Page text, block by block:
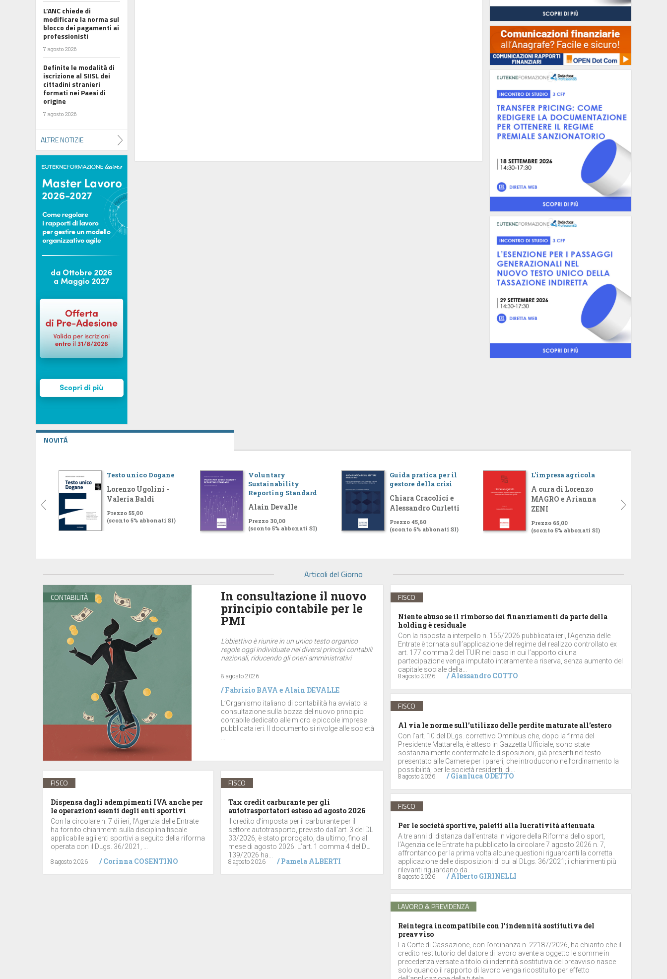
L’ANC chiede di
modificare la norma sul
blocco dei pagamenti ai
professionisti
7 agosto 2026
Definite le modalità di
iscrizione al SIISL dei
cittadini stranieri
formati nei Paesi di
origine
7 agosto 2026
ALTRE NOTIZIE
NOVITÁ
Testo unico Dogane
Lorenzo Ugolini -
Valeria Baldi
Prezzo 55,00
(sconto 5% abbonati SI)
Voluntary
Sustainability
Reporting Standard
Alain Devalle
Prezzo 30,00
(sconto 5% abbonati SI)
Guida pratica per il
gestore della crisi
Chiara Cracolici e
Alessandro Curletti
Prezzo 45,60
(sconto 5% abbonati SI)
L'impresa agricola
A cura di Lorenzo
MAGRO e Arianna
ZENI
Prezzo 65,00
(sconto 5% abbonati SI)
Articoli del Giorno
CONTABILITÀ
In consultazione il nuovo
principio contabile per le
PMI
L’obiettivo è riunire in un unico testo organico
regole oggi individuate nei diversi principi contabili
nazionali, riducendo gli oneri amministrativi
8 agosto 2026
/Fabrizio BAVA e Alain DEVALLE
L’Organismo italiano di contabilità ha avviato la
consultazione sulla bozza del nuovo principio
contabile dedicato alle micro e piccole imprese
pubblicata ieri. Il documento si rivolge alle società
...
FISCO
Dispensa dagli adempimenti IVA anche per
le operazioni esenti degli enti sportivi
Con la circolare n. 7 di ieri, l’Agenzia delle Entrate
ha fornito chiarimenti sulla disciplina fiscale
applicabile agli enti sportivi a seguito della riforma
operata con il DLgs. 36/2021, ...
8 agosto 2026
/Corinna COSENTINO
FISCO
Tax credit carburante per gli
autotrasportatori esteso ad agosto 2026
Il credito d’imposta per il carburante per il
settore autotrasporto, previsto dall’art. 3 del DL
33/2026, è stato prorogato, da ultimo, fino al
mese di agosto 2026. L’art. 1 comma 4 del DL
139/2026 ha...
8 agosto 2026
/Pamela ALBERTI
FISCO
Niente abuso se il rimborso dei finanziamenti da parte della
holding è residuale
Con la risposta a interpello n. 155/2026 pubblicata ieri, l’Agenzia delle
Entrate è tornata sull’applicazione del regime del realizzo controllato ex
art. 177 comma 2 del TUIR nel caso in cui l’apporto di una
partecipazione venga imputato interamente a riserva, senza aumento del
capitale sociale della...
8 agosto 2026
/Alessandro COTTO
FISCO
Al via le norme sull’utilizzo delle perdite maturate all’estero
Con l’art. 10 del DLgs. correttivo Omnibus che, dopo la firma del
Presidente Mattarella, è atteso in Gazzetta Ufficiale, sono state
sostanzialmente confermate le disposizioni, già presenti nel testo
presentato alle Camere per i pareri, che introducono nell’ordinamento la
possibilità, per le società residenti, di...
8 agosto 2026
/Gianluca ODETTO
FISCO
Per le società sportive, paletti alla lucratività attenuata
A tre anni di distanza dall’entrata in vigore della Riforma dello sport,
l’Agenzia delle Entrate ha pubblicato la circolare 7 agosto 2026 n. 7,
affrontando per la prima volta alcune questioni riguardanti la corretta
applicazione delle disposizioni di cui al DLgs. 36/2021; i chiarimenti più
rilevanti riguardano da...
8 agosto 2026
/Alberto GIRINELLI
LAVORO & PREVIDENZA
Reintegra incompatibile con l’indennità sostitutiva del
preavviso
La Corte di Cassazione, con l’ordinanza n. 22187/2026, ha chiarito che il
credito restitutorio del datore di lavoro avente a oggetto le somme in
precedenza versate a titolo di indennità sostitutiva del preavviso nasce
solo quando il rapporto di lavoro venga ricostituito per effetto